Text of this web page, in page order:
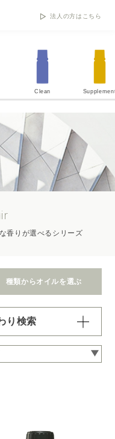
法人の方はこちら
Clean
香りが選べるシリーズ
種類からオイルを選ぶ
り検索
肢からひとつずつ選
れていき、項目内で
ア」で一度すべてリ
450ml